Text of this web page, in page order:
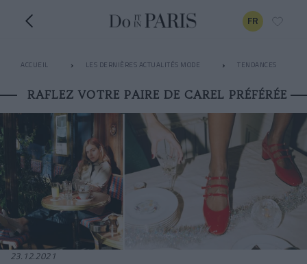
FR
ACCUEIL LES DERNIÈRES ACTUALITÉS MODE TENDANCES
RAFLEZ VOTRE PAIRE DE CAREL PRÉFÉRÉE
23.12.2021